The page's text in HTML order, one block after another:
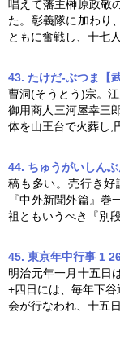
唱えて藩主榊原政敬
た。彰義隊に加わり
ともに奮戦し、十七
43. たけだ-ぶつま【
曹洞(そうとう)宗。
御用商人三河屋幸三
体を山王台で火葬し,
44. ちゅうがいしんぶ
稿も多い。売行き
『中外新聞外篇』巻
祖ともいうべき『別
45. 東京年中行事 1
明治元年一月十五日
+四日には、毎年下
会が行なわれ、十五